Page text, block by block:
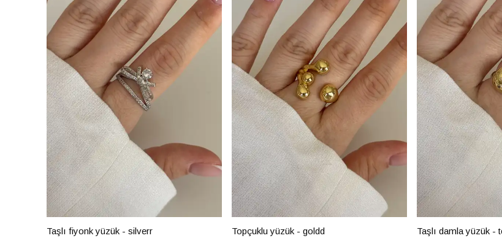
Taşlı fiyonk yüzük - silverr Topçuklu yüzük - goldd Taşlı damla yüzük -